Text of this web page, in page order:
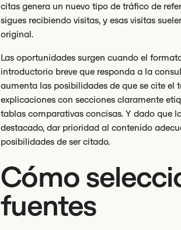
citas genera un nuevo tipo de tráfico de
sigues recibiendo visitas, y esas visitas
original.
Las oportunidades surgen cuando el
introductorio breve que responda a la
aumenta las posibilidades de que se cite el
explicaciones con secciones claramente
tablas comparativas concisas. Y dado que
destacado, dar prioridad al contenido
posibilidades de ser citado.
Cómo
fuentes